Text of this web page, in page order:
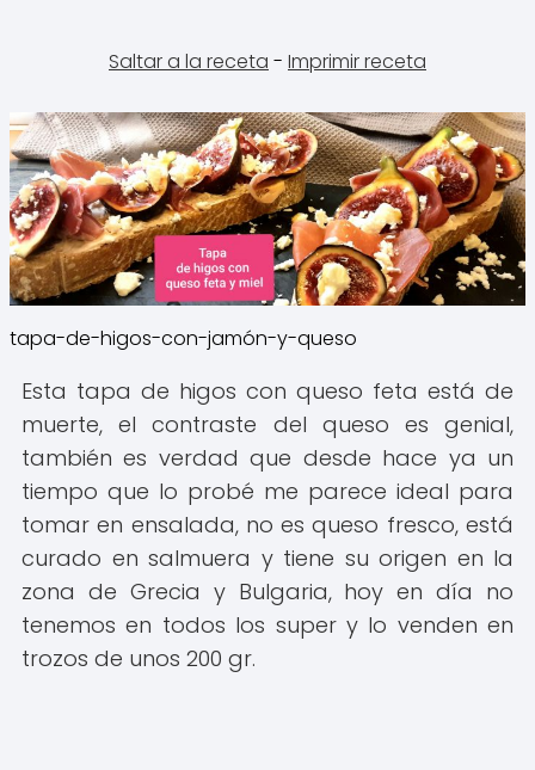
Saltar a la receta - Imprimir receta
tapa-de-higos-con-jamón-y-queso
Esta tapa de higos con queso feta está de
muerte, el contraste del queso es genial,
también es verdad que desde hace ya un
tiempo que lo probé me parece ideal para
tomar en ensalada, no es queso fresco, está
curado en salmuera y tiene su origen en la
zona de Grecia y Bulgaria, hoy en día no
tenemos en todos los super y lo venden en
trozos de unos 200 gr.